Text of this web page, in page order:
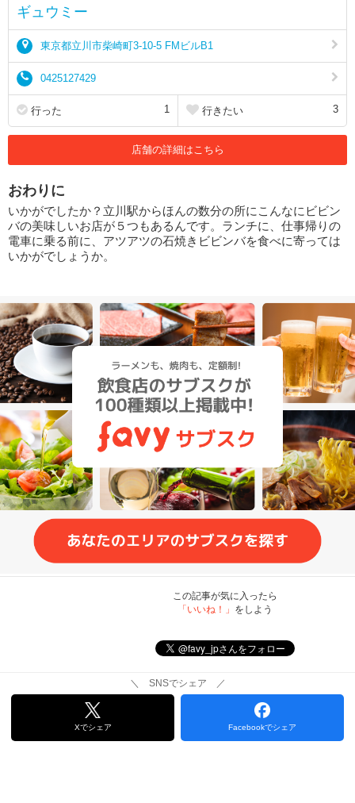
ギュウミー
東京都立川市柴崎町3-10-5 FMビルB1
0425127429
行った 1 行きたい 3
店舗の詳細はこちら
おわりに
いかがでしたか？立川駅からほんの数分の所にこんなにビビン
バの美味しいお店が５つもあるんです。ランチに、仕事帰りの
電車に乗る前に、アツアツの石焼きビビンバを食べに寄っては
いかがでしょうか。
この記事が気に入ったら
「いいね！」 をしよう
＼ SNSでシェア ／
Xでシェア Facebookでシェア